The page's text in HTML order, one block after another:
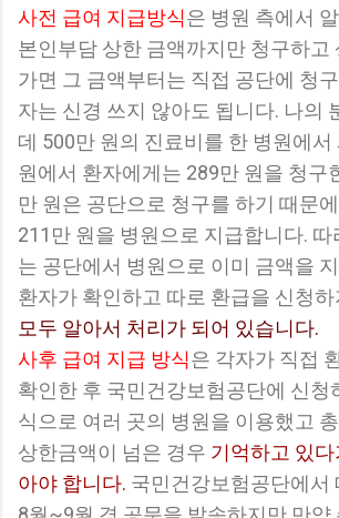
사전 급여 지급방식은 병원 측에서
본인부담 상한 금액까지만 청구하고
가면 그 금액부터는 직접 공단에 청
자는 신경 쓰지 않아도 됩니다. 나의
데 500만 원의 진료비를 한 병원에서
원에서 환자에게는 289만 원을 청구
만 원은 공단으로 청구를 하기 때문
211만 원을 병원으로 지급합니다. 따
는 공단에서 병원으로 이미 금액을
환자가 확인하고 따로 환급을 신청하
모두 알아서 처리가 되어 있습니다.
사후 급여 지급 방식은 각자가 직접
확인한 후 국민건강보험공단에 신청
식으로 여러 곳의 병원을 이용했고
상한금액이 넘은 경우 기억하고 있
아야 합니다. 국민건강보험공단에서